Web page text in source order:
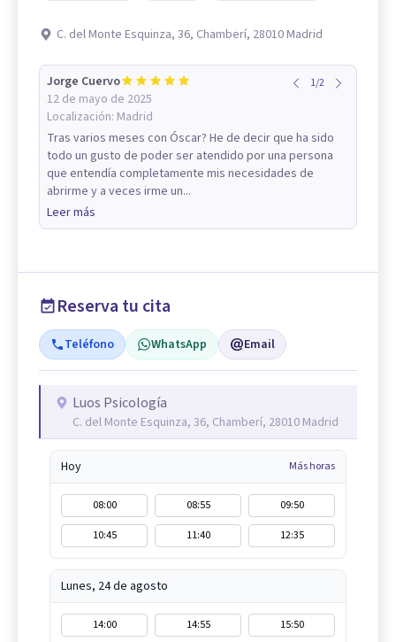
C. del Monte Esquinza, 36, Chamberí, 28010 Madrid
Jorge Cuervo
12 de mayo de 2025
Localización: Madrid
1/2
Tras varios meses con Óscar? He de decir que ha sido
todo un gusto de poder ser atendido por una persona
que entendía completamente mis necesidades de
abrirme y a veces irme un...
Leer más
Reserva tu cita
Teléfono WhatsApp Email
Luos Psicología
C. del Monte Esquinza, 36, Chamberí, 28010 Madrid
Hoy Más horas
08:00 08:55
09:50
10:45
11:40 12:35
Lunes, 24 de agosto
14:00 14:55
15:50